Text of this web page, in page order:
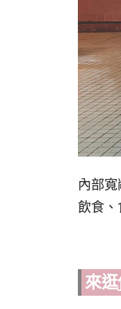
內部寬
飲食、
來逛